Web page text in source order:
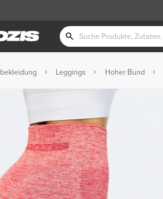
Leggings Hoher Bund